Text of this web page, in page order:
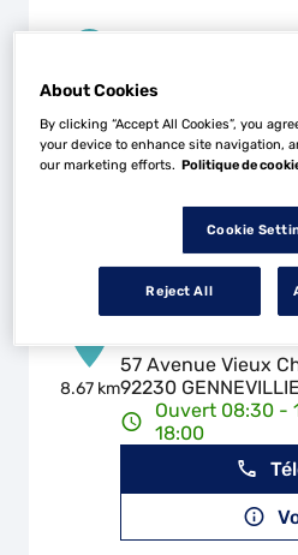
8.29 km
90 rue Pierre
92270 BOIS
Ouvert 08:30 -
18:00
8.67 km
57 Avenue Vieux
92230
Ouvert 08:30 -
18:00
About Cookies
By clicking “Accept All Cookies”, you
your device to enhance site navigation,
our marketing efforts. Politique de
Cookie
Reject All